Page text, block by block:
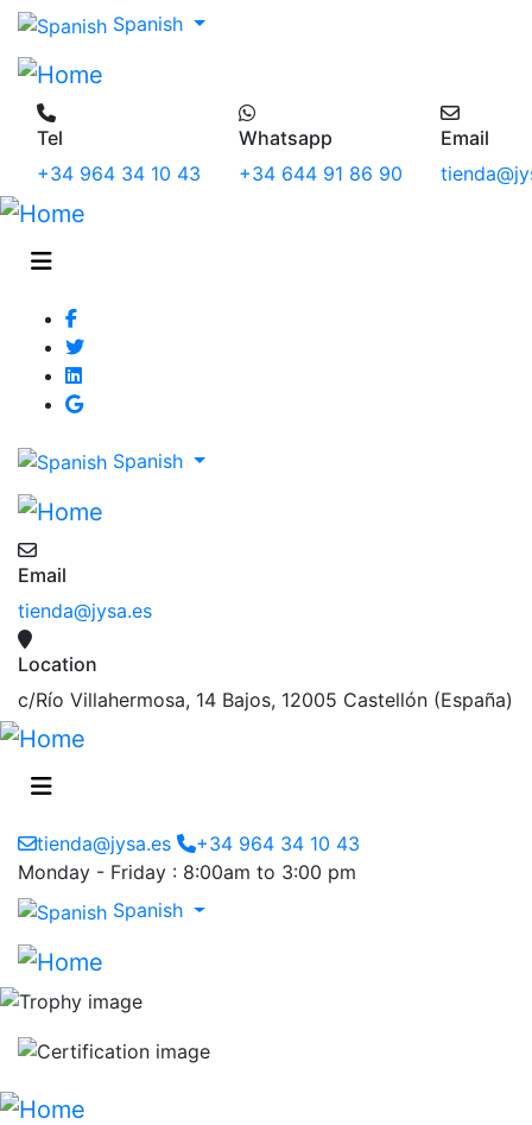
Spanish
Tel
+34 964 34 10 43
Whatsapp
+34 644 91 86 90
Email
Spanish
Email
tienda@jysa.es
Location
c/Río Villahermosa, 14 Bajos, 12005 Castellón (España)
tienda@jysa.es
+34 964 34 10 43
Monday - Friday : 8:00am to 3:00 pm
Spanish